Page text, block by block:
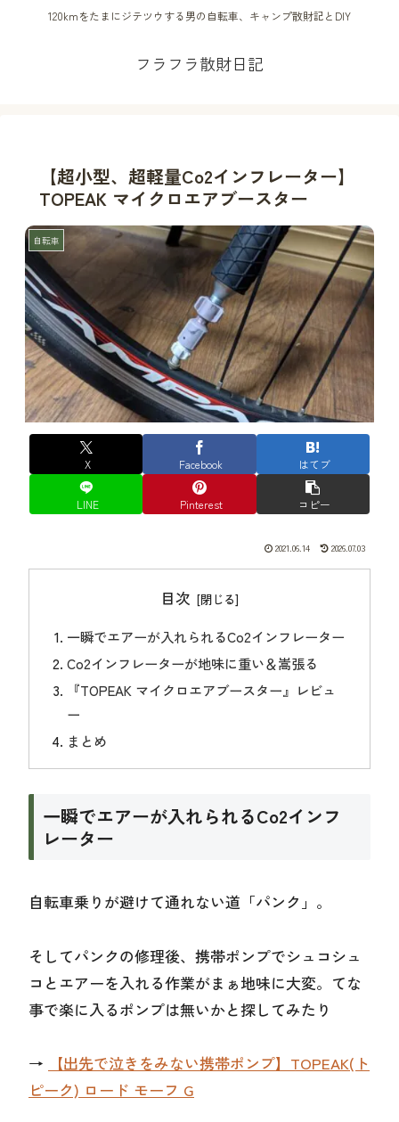
120kmをたまにジテツウする男の自転車、キャンプ散財記とDIY
フラフラ散財日記
【超小型、超軽量Co2インフレーター】
TOPEAK マイクロエアブースター
自転車
X Facebook はてブ
LINE Pinterest コピー
2021.06.14 2026.07.03
目次
一瞬でエアーが入れられるCo2インフレーター
Co2インフレーターが地味に重い＆嵩張る
『TOPEAK マイクロエアブースター』レビュ
ー
まとめ
一瞬でエアーが入れられるCo2インフ
レーター
自転車乗りが避けて通れない道「パンク」。
そしてパンクの修理後、携帯ポンプでシュコシュ
コとエアーを入れる作業がまぁ地味に大変。てな
事で楽に入るポンプは無いかと探してみたり
→
【出先で泣きをみない携帯ポンプ】TOPEAK(ト
ピーク) ロード モーフ G